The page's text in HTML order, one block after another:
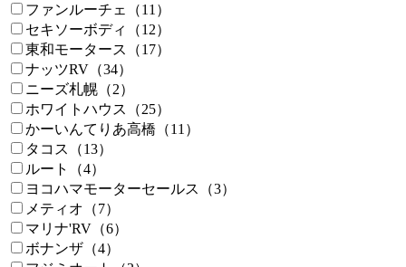
ファンルーチェ（11）
セキソーボディ（12）
東和モータース（17）
ナッツRV（34）
ニーズ札幌（2）
ホワイトハウス（25）
かーいんてりあ高橋（11）
タコス（13）
ルート（4）
ヨコハマモーターセールス（3）
メティオ（7）
マリナ'RV（6）
ボナンザ（4）